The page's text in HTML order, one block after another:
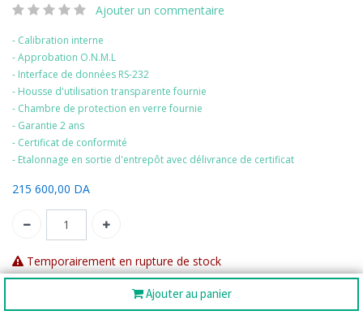
Ajouter au panier
Ajouter un commentaire
- Calibration interne
- Approbation O.N.M.L
- Interface de données RS-232
- Housse d'utilisation transparente fournie
- Chambre de protection en verre fournie
- Garantie 2 ans
- Certificat de conformité
- Etalonnage en sortie d'entrepôt avec délivrance de certificat
215 600,00 DA
Temporairement en rupture de stock
Catégorie: Balances